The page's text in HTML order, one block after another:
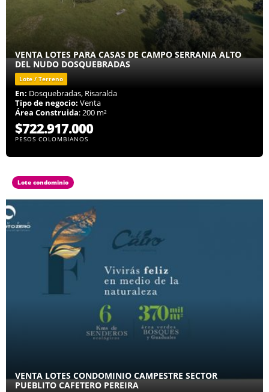
VENTA LOTES PARA CASAS DE CAMPO SERRANIA ALTO
DEL NUDO DOSQUEBRADAS
Lote / Terreno
En: Dosquebradas, Risaralda
Tipo de negocio: Venta
Área Construida: 200 m²
$722.917.000
PESOS COLOMBIANOS
Lote condominio
VENTA LOTES CONDOMINIO CAMPESTRE SECTOR
PUEBLITO CAFETERO PEREIRA